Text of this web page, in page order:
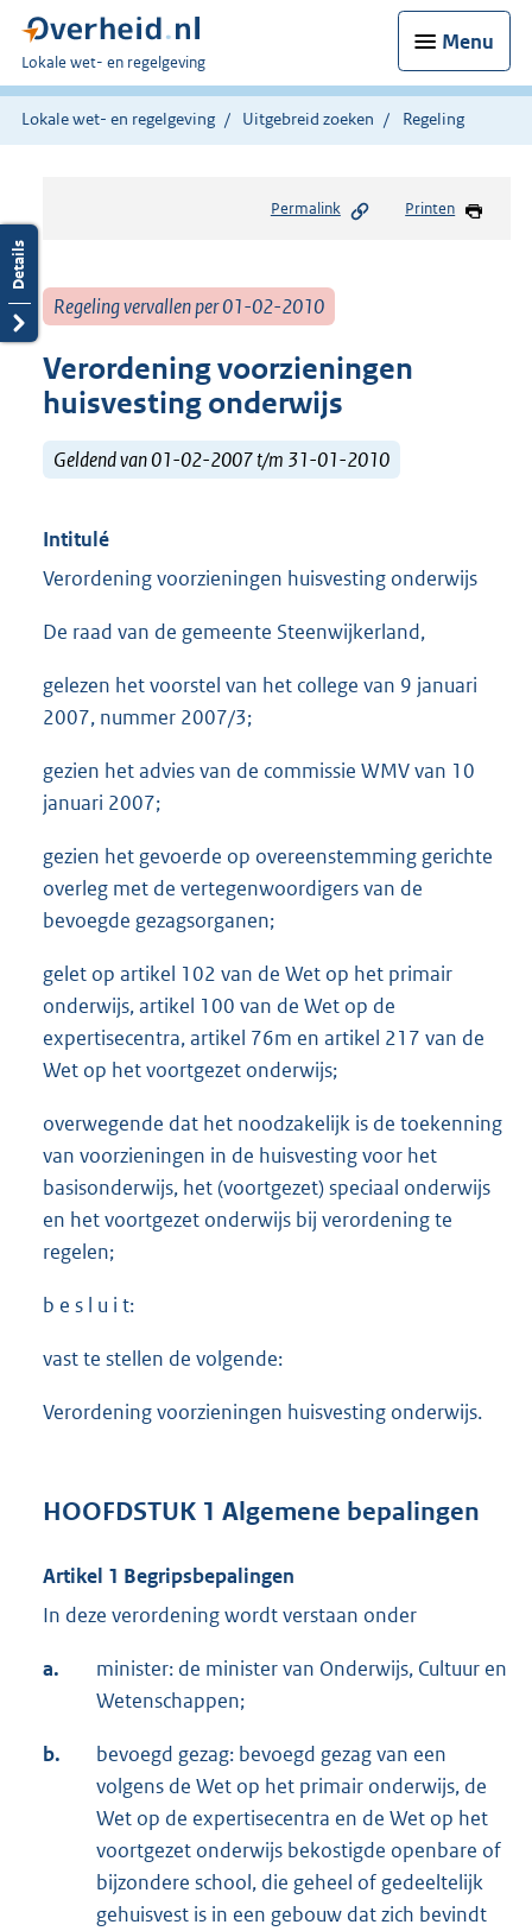
Menu
U
bent
hier:
Lokale wet- en regelgeving
Lokale wet- en regelgeving Uitgebreid zoeken Regeling
Permalink Printen
Regeling vervallen per 01-02-2010
Verordening voorzieningen
huisvesting onderwijs
Geldend van 01-02-2007 t/m 31-01-2010
Intitulé
Verordening voorzieningen huisvesting onderwijs
De raad van de gemeente Steenwijkerland,
gelezen het voorstel van het college van 9 januari
2007, nummer 2007/3;
gezien het advies van de commissie WMV van 10
januari 2007;
gezien het gevoerde op overeenstemming gerichte
overleg met de vertegenwoordigers van de
bevoegde gezagsorganen;
gelet op artikel 102 van de Wet op het primair
onderwijs, artikel 100 van de Wet op de
expertisecentra, artikel 76m en artikel 217 van de
Wet op het voortgezet onderwijs;
overwegende dat het noodzakelijk is de toekenning
van voorzieningen in de huisvesting voor het
basisonderwijs, het (voortgezet) speciaal onderwijs
en het voortgezet onderwijs bij verordening te
regelen;
b e s l u i t:
vast te stellen de volgende:
Verordening voorzieningen huisvesting onderwijs.
HOOFDSTUK 1 Algemene bepalingen
Artikel 1 Begripsbepalingen
In deze verordening wordt verstaan onder
a.
minister: de minister van Onderwijs, Cultuur en
Wetenschappen;
b.
bevoegd gezag: bevoegd gezag van een
volgens de Wet op het primair onderwijs, de
Wet op de expertisecentra en de Wet op het
voortgezet onderwijs bekostigde openbare of
bijzondere school, die geheel of gedeeltelijk
gehuisvest is in een gebouw dat zich bevindt